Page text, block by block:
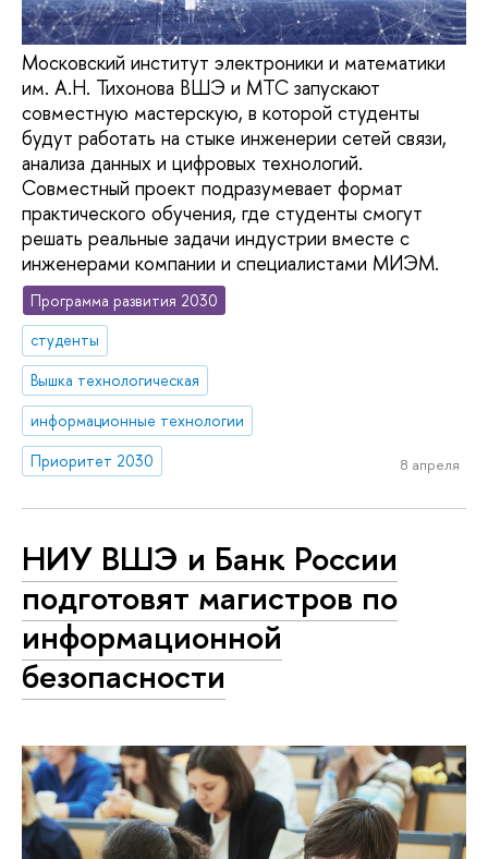
​​​​​​​Московский институт электроники и математики
им. А.Н. Тихонова ВШЭ и МТС запускают
совместную мастерскую, в которой студенты
будут работать на стыке инженерии сетей связи,
анализа данных и цифровых технологий.
Совместный проект подразумевает формат
практического обучения, где студенты смогут
решать реальные задачи индустрии вместе с
инженерами компании и специалистами МИЭМ.
Программа развития 2030
студенты
Вышка технологическая
информационные технологии
Приоритет 2030
8 апреля
НИУ ВШЭ и Банк России
подготовят магистров по
информационной
безопасности